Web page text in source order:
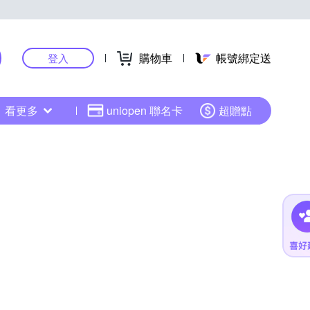
登入 購物車 帳號綁定送
看更多 uniopen 聯名卡 超贈點